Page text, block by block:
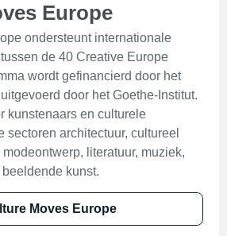
Europe
ondersteunt internationale
de 40 Creative Europe
wordt gefinancierd door het
door het Goethe-Institut.
kunstenaars en culturele
sectoren architectuur, cultureel
literatuur, muziek,
kunst.
Moves Europe